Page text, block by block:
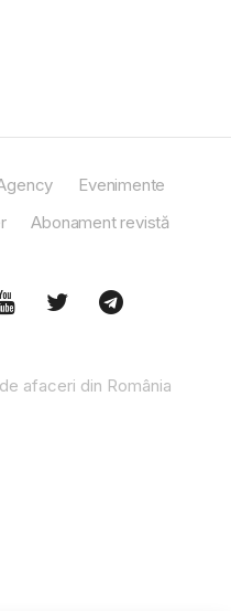
Evenimente
Abonament revistă
afaceri din România